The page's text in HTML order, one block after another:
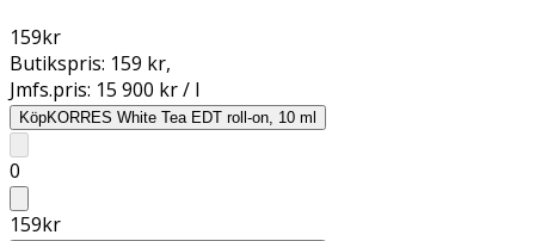
159kr
Butikspris: 159 kr,
Jmfs.pris: 15 900 kr / l
KöpKORRES White Tea EDT roll-on, 10 ml
0
159kr